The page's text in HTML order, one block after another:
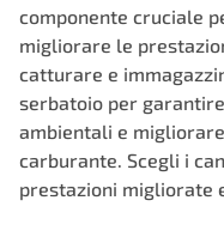
componente cruciale
migliorare le
catturare e
serbatoio per
ambientali e
carburante. Scegli i
prestazioni migliorate